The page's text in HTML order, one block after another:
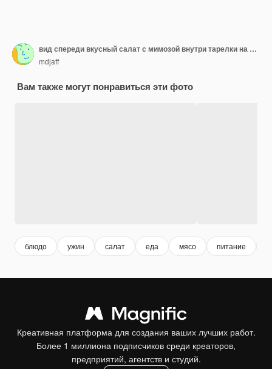
вид спереди вкусный салат с мимозой внутри тарелки на темно-синем фоне
mdjaff
Вам также могут понравиться эти фото
блюдо ужин салат еда мясо питание
Креативная платформа для создания ваших лучших работ.
Более 1 миллиона подписчиков среди креаторов,
предприятий, агентств и студий.